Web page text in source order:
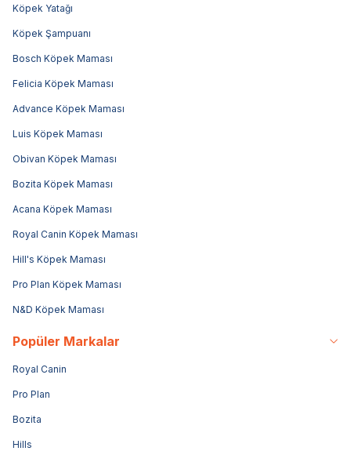
Köpek Yatağı
Köpek Şampuanı
Bosch Köpek Maması
Felicia Köpek Maması
Advance Köpek Maması
Luis Köpek Maması
Obivan Köpek Maması
Bozita Köpek Maması
Acana Köpek Maması
Royal Canin Köpek Maması
Hill's Köpek Maması
Pro Plan Köpek Maması
N&D Köpek Maması
Popüler Markalar
Royal Canin
Pro Plan
Bozita
Hills